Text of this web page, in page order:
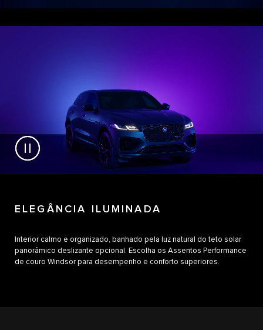
ELEGÂNCIA ILUMINADA
Interior calmo e organizado, banhado pela luz natural do teto solar
panorâmico deslizante opcional. Escolha os Assentos Performance
de couro Windsor para desempenho e conforto superiores.